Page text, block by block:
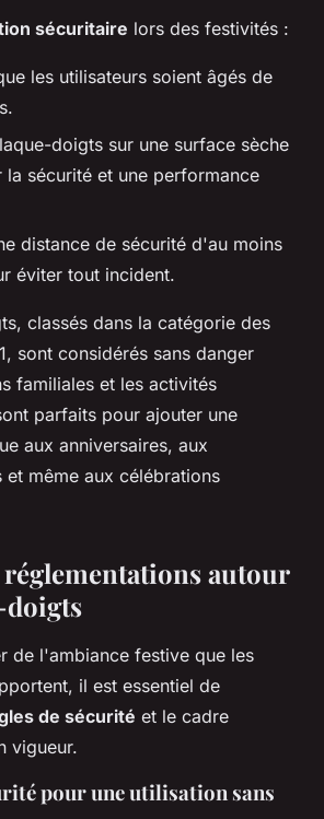
sécuritaire lors des festivités :
les utilisateurs soient âgés de
doigts sur une surface sèche
la sécurité et une performance
distance de sécurité d'au moins
éviter tout incident.
classés dans la catégorie des
sont considérés sans danger
familiales et les activités
parfaits pour ajouter une
aux anniversaires, aux
et même aux célébrations
autour
doigts
de l'ambiance festive que les
il est essentiel de
de sécurité et le cadre
vigueur.
pour une utilisation sans